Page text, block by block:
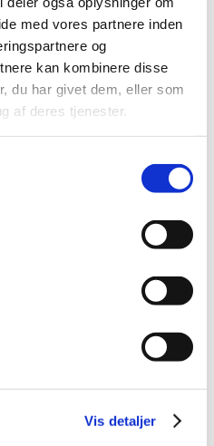
med vores partnere inden
og
kan kombinere disse
du har givet dem, eller som
af deres tjenester.
Vis detaljer
at Innovair NEXThaler
NEXThaler